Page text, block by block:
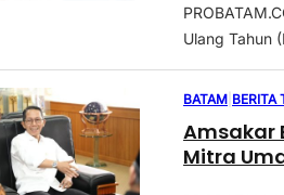
Ulang Tahun
BATAM BERITA
Amsakar
Mitra